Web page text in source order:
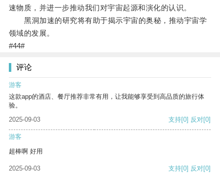
速物质，并进一步推动我们对宇宙起源和演化的认识。
黑洞加速的研究将有助于揭示宇宙的奥秘，推动宇宙学
领域的发展。
#44#
评论
游客
这款app的酒店、餐厅推荐非常有用，让我能够享受到高品质的旅行体
验。
2025-09-03
支持[0] 反对[0]
游客
超棒啊 好用
2025-09-03 支持[0] 反对[0]